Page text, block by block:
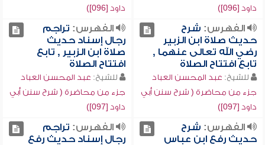
داود [096])
داود [096])
الفهرس: شرح
حديث صلاة ابن الزبير
رضي الله تعالى عنهما ,
تابع افتتاح الصلاة
للشيخ: عبد المحسن العباد
جزء من محاضرة ( شرح سنن أبي
داود [097])
الفهرس: تراجم
رجال إسناد حديث
صلاة ابن الزبير , تابع
افتتاح الصلاة
للشيخ: عبد المحسن العباد
جزء من محاضرة ( شرح سنن أبي
داود [097])
الفهرس: شرح
حديث رفع ابن عباس
الفهرس: تراجم
رجال إسناد حديث رفع